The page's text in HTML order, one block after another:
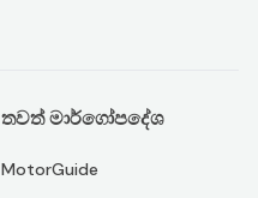
තවත් මාර්ගෝපදේශ
MotorGuide